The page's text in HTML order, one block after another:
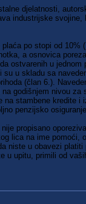
djelatnosti,
industrijske svojine,
po stopi od 10%
a osnovica
ostvarenih u jednom
su u skladu sa
(član 6.).
godišnjem nivou za
na stambene kredite i
penzijsko
propisano
lica na ime pomoći,
niste u obavezi
u upitu, primili od